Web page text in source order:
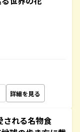
詳細を見る
される名物食